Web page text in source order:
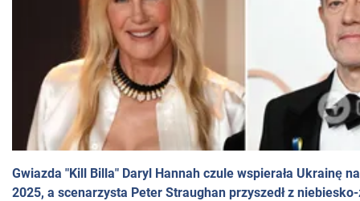
Gwiazda "Kill Billa" Daryl Hannah czule wspierała Ukrainę
2025, a scenarzysta Peter Straughan przyszedł z